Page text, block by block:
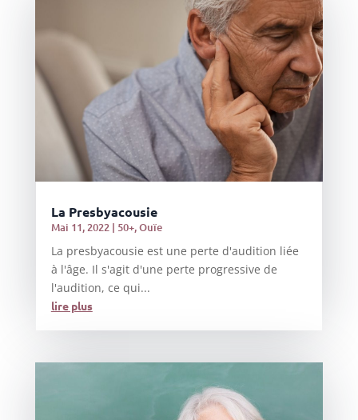
La Presbyacousie
Mai 11, 2022| 50+,Ouïe
La presbyacousie est une perte d'audition liée
à l'âge. Il s'agit d'une perte progressive de
l'audition, ce qui...
lire plus